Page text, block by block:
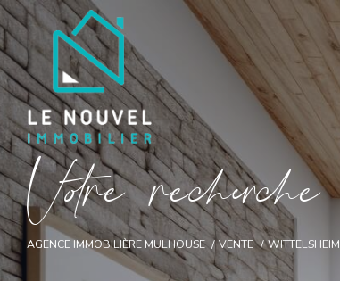
Vore recece
AGENCE IMMOBILIÈRE MULHOUSE VENTE WITTELSHEIM